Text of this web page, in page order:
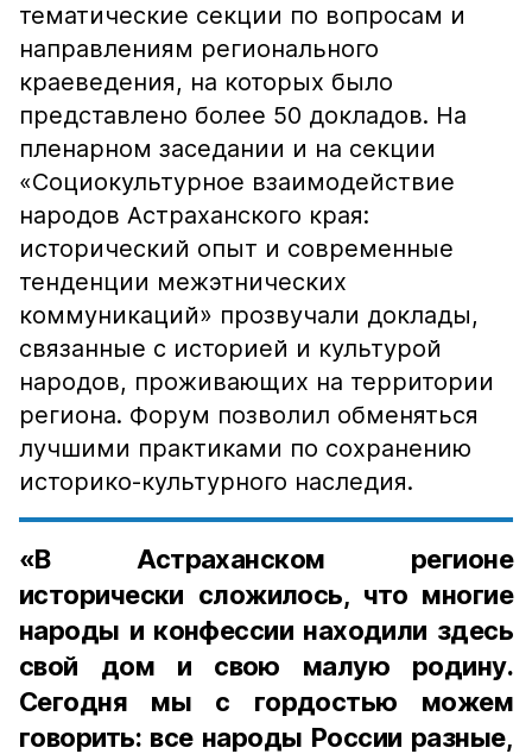
тематические секции по вопросам и
направлениям регионального
краеведения, на которых было
представлено более 50 докладов. На
пленарном заседании и на секции
«Социокультурное взаимодействие
народов Астраханского края:
исторический опыт и современные
тенденции межэтнических
коммуникаций» прозвучали доклады,
связанные с историей и культурой
народов, проживающих на территории
региона. Форум позволил обменяться
лучшими практиками по сохранению
историко-культурного наследия.
«В Астраханском регионе
исторически сложилось, что многие
народы и конфессии находили здесь
свой дом и свою малую родину.
Сегодня мы с гордостью можем
говорить: все народы России разные,